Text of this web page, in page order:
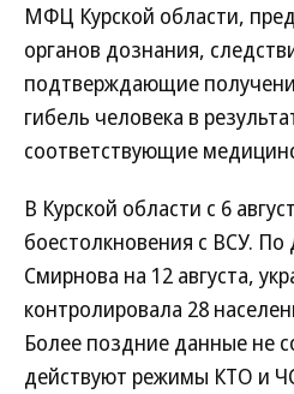
МФЦ Курской области,
органов дознания,
подтверждающие
гибель человека в
соответствующие
В Курской области с 6
боестолкновения с ВСУ.
Смирнова на 12 августа,
контролировала 28
Более поздние данные не
действуют режимы КТО и